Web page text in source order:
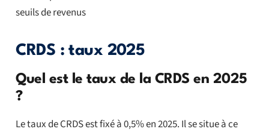
seuils de revenus
CRDS : taux 2025
Quel est le taux de la CRDS en 2025
?
Le taux de CRDS est fixé à 0,5% en 2025. Il se situe à ce